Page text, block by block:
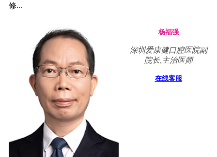
修...
杨福强
深圳爱康健口腔医院副
院长,主治医师
在线客服